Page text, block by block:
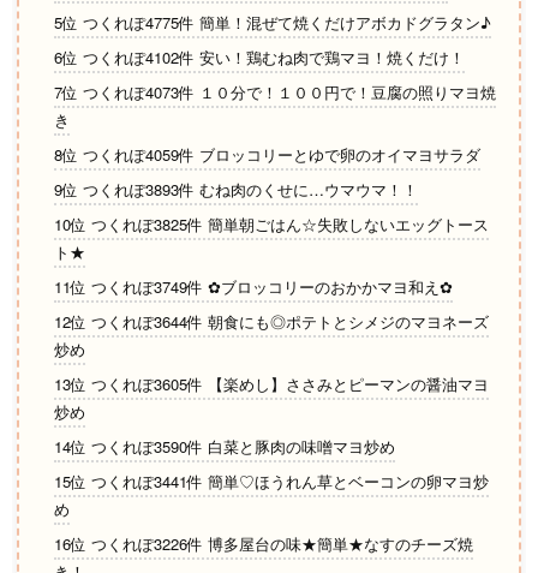
5位 つくれぽ4775件 簡単！混ぜて焼くだけアボカドグラタン♪
6位 つくれぽ4102件 安い！鶏むね肉で鶏マヨ！焼くだけ！
7位 つくれぽ4073件 １０分で！１００円で！豆腐の照りマヨ焼
き
8位 つくれぽ4059件 ブロッコリーとゆで卵のオイマヨサラダ
9位 つくれぽ3893件 むね肉のくせに…ウマウマ！！
10位 つくれぽ3825件 簡単朝ごはん☆失敗しないエッグトース
ト★
11位 つくれぽ3749件 ✿ブロッコリーのおかかマヨ和え✿
12位 つくれぽ3644件 朝食にも◎ポテトとシメジのマヨネーズ
炒め
13位 つくれぽ3605件 【楽めし】ささみとピーマンの醤油マヨ
炒め
14位 つくれぽ3590件 白菜と豚肉の味噌マヨ炒め
15位 つくれぽ3441件 簡単♡ほうれん草とベーコンの卵マヨ炒
め
16位 つくれぽ3226件 博多屋台の味★簡単★なすのチーズ焼